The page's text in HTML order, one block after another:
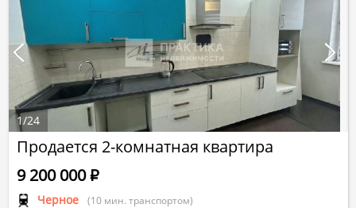
Продается 2-комнатная квартира
Черное (10 мин. транспортом)
9 200 000Р
1/24